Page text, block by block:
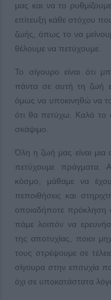
μας και να το
επίτευξη κάθε στόχου
ζωής, όπως το να
θέλουμε να πετύχουμε.
Το σίγουρο είναι ότι
πάντα σε αυτή τη ζωή
όμως να υποκινηθώ να
ότι θα πετύχω. Καλό το
σκάψιμο.
Όλη η ζωή μας είναι μια
πετύχουμε
κόσμο, μάθαμε να
πεποιθήσεις και
οποιαδήποτε
πάμε λοιπόν να
της αποτυχίας, ποιοι
τους στρέψουμε σε
σίγουρα στην επιτυχία
όχι σε υποκατάστατα